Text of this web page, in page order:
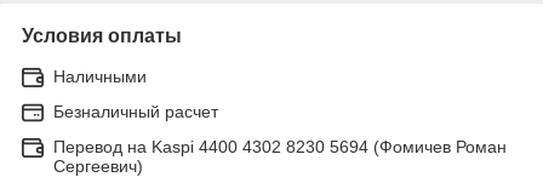
Условия оплаты
Наличными
Безналичный расчет
Перевод на Kaspi 4400 4302 8230 5694 (Фомичев Роман
Сергеевич)